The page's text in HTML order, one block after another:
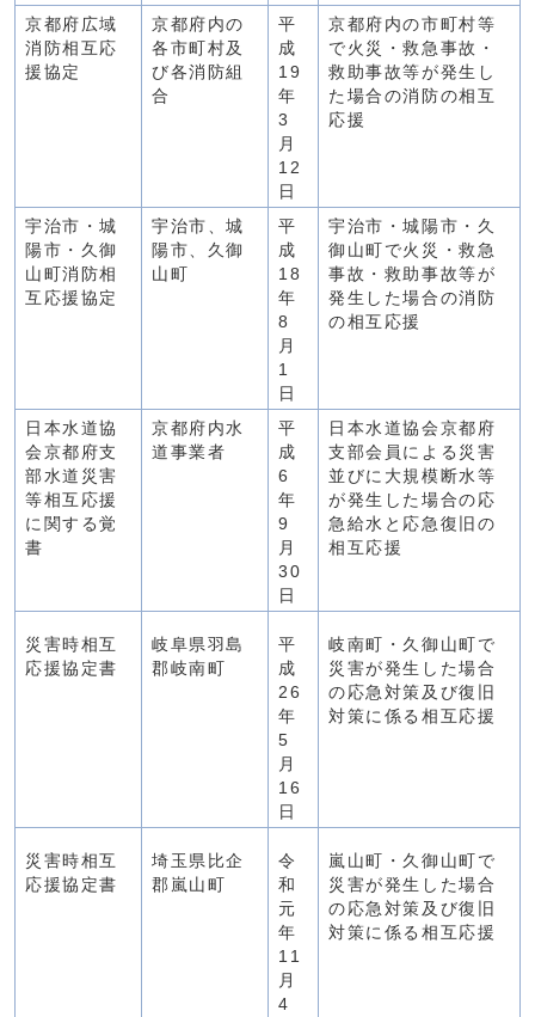
京都府広域
消防相互応
援協定
京都府内の
各市町村及
び各消防組
合
平
成
19
年
3
月
12
日
京都府内の市町村等
で火災・救急事故・
救助事故等が発生し
た場合の消防の相互
応援
宇治市・城
陽市・久御
山町消防相
互応援協定
宇治市、城
陽市、久御
山町
平
成
18
年
8
月
1
日
宇治市・城陽市・久
御山町で火災・救急
事故・救助事故等が
発生した場合の消防
の相互応援
日本水道協
会京都府支
部水道災害
等相互応援
に関する覚
書
京都府内水
道事業者
平
成
6
年
9
月
30
日
日本水道協会京都府
支部会員による災害
並びに大規模断水等
が発生した場合の応
急給水と応急復旧の
相互応援
災害時相互
応援協定書
岐阜県羽島
郡岐南町
平
成
26
年
5
月
16
日
岐南町・久御山町で
災害が発生した場合
の応急対策及び復旧
対策に係る相互応援
災害時相互
応援協定書
埼玉県比企
郡嵐山町
令
和
元
年
11
月
4
嵐山町・久御山町で
災害が発生した場合
の応急対策及び復旧
対策に係る相互応援